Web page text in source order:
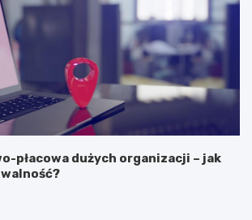
płacowa dużych organizacji – jak